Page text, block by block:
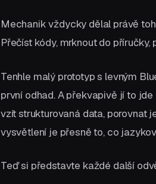
Mechanik vždycky dělal právě
Přečíst kódy, mrknout do
Tenhle malý prototyp s levným
první odhad. A překvapivě jí to
vzít strukturovaná data, porovnat
vysvětlení je přesně to, co
Teď si představte každé další